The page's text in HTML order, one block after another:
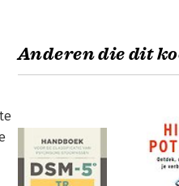
Anderen die dit